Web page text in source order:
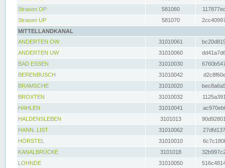
Strasen OP
581060
Strasen UP
581070
MITTELLANDKANAL
ANDERTEN OW
31010061
ANDERTEN UW
31010060
BAD ESSEN
31010030
BERENBUSCH
31010042
BRAMSCHE
31010020
BROXTEN
31010032
HAHLEN
31010041
HALDENSLEBEN
3101013
HANN. LIST
31010062
HÖRSTEL
31010010
KANALBRÜCKE
3101018
LOHNDE
31010050